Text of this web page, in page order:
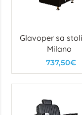
Glavoper sa
Milano
737,50€